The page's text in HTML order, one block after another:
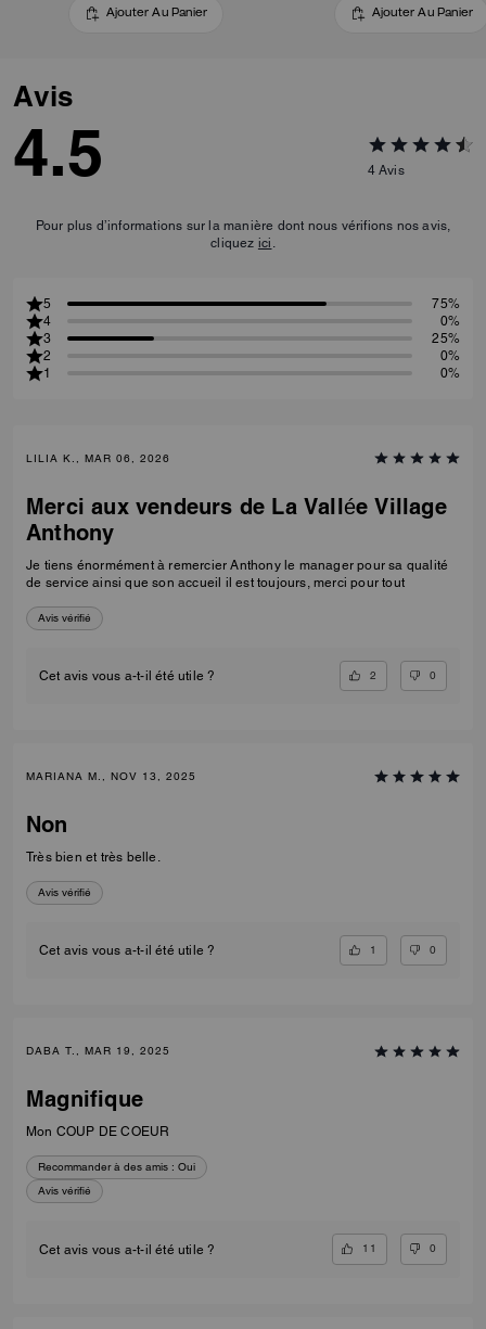
Ajouter Au Panier Ajouter Au Panier
Avis
4.5 4 Avis
Pour plus d’informations sur la manière dont nous vérifions nos avis,
cliquez ici
5
75%
4
0%
3
25%
2
0%
1
0%
LILIA K., MAR 06, 2026
Merci aux vendeurs de La Vallée Village
Anthony
Je tiens énormément à remercier Anthony le manager pour sa qualité
de service ainsi que son accueil il est toujours, merci pour tout
Avis vérifié
Cet avis vous a-t-il été utile ? 2 0
MARIANA M., NOV 13, 2025
Non
Très bien et très belle.
Avis vérifié
Cet avis vous a-t-il été utile ? 1 0
DABA T., MAR 19, 2025
Magnifique
Mon COUP DE COEUR
Recommander à des amis : Oui
Avis vérifié
Cet avis vous a-t-il été utile ? 11 0